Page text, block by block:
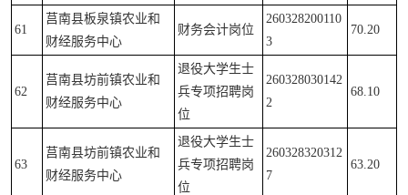
61
莒南县板泉镇农业和
财经服务中心
财务会计岗位
260328200110
3
70.20
62
莒南县坊前镇农业和
财经服务中心
退役大学生士
兵专项招聘岗
位
260328030142
2
68.10
63
莒南县坊前镇农业和
财经服务中心
退役大学生士
兵专项招聘岗
位
260328320312
7
63.20